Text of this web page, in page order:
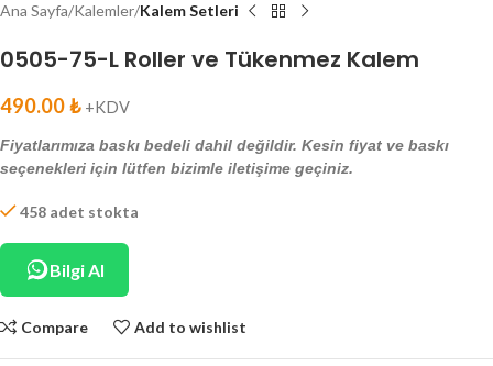
Ana Sayfa Kalemler Kalem Setleri
0505-75-L Roller ve Tükenmez Kalem
490.00₺ +KDV
Fiyatlarımıza baskı bedeli dahil değildir. Kesin fiyat ve baskı
seçenekleri için lütfen bizimle iletişime geçiniz.
458 adet stokta
Bilgi Al
Compare Add to wishlist